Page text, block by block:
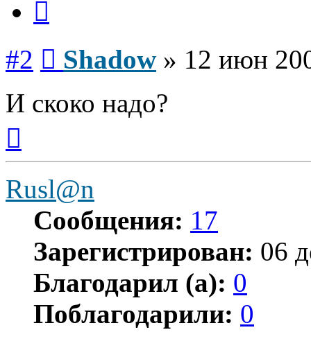
#2 Shadow » 12 июн
И скоко надо?
началу
Rusl@n
Сообщения: 17
Зарегистрирован: 06
Благодарил (а): 0
Поблагодарили: 0